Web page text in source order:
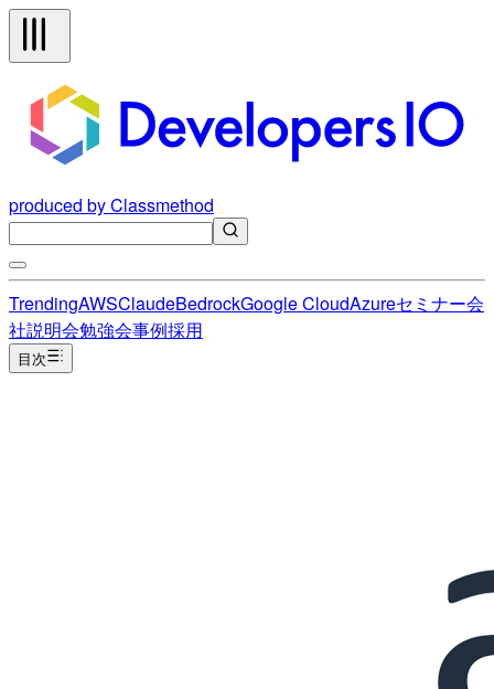
produced by Classmethod
TrendingAWSClaudeBedrockGoogle CloudAzureセミナー会
社説明会勉強会事例採用
目次